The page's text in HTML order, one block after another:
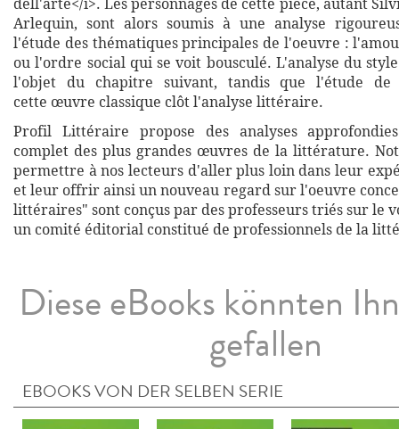
dell'arte</i>. Les personnages de cette pièce, autant
Arlequin, sont alors soumis à une analyse
l'étude des thématiques principales de l'oeuvre :
ou l'ordre social qui se voit bousculé. L'analyse du
l'objet du chapitre suivant, tandis que l'étude
cette œuvre classique clôt l'analyse littéraire.
Profil Littéraire propose des analyses
complet des plus grandes œuvres de la littérature.
permettre à nos lecteurs d'aller plus loin dans leur
et leur offrir ainsi un nouveau regard sur l'oeuvre
littéraires" sont conçus par des professeurs triés sur le
un comité éditorial constitué de professionnels de la
Diese eBooks könnten
gefallen
EBOOKS VON DER SELBEN SERIE